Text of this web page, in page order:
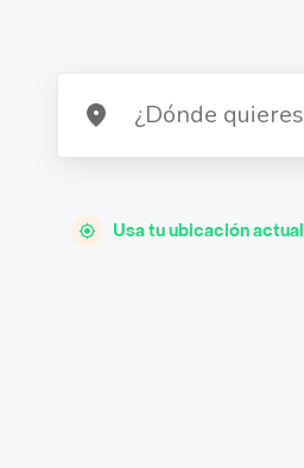
Usa tu ubicación actual